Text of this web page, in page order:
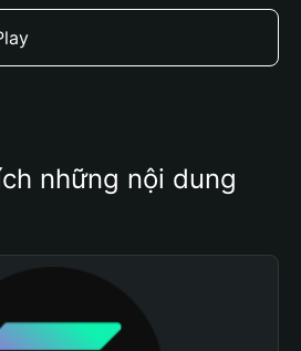
những nội dung